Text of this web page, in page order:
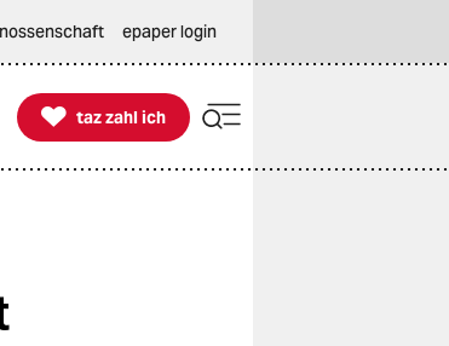
epaper login

taz zahl ich
taz zahl ich